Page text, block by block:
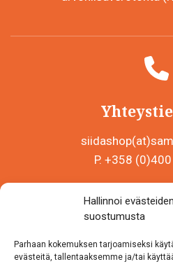
Hallinnoi evästeiden
suostumusta
Parhaan kokemuksen tarjoamiseksi
evästeitä, tallentaaksemme ja/tai
P. +358
Y-tunnus
Inarintie